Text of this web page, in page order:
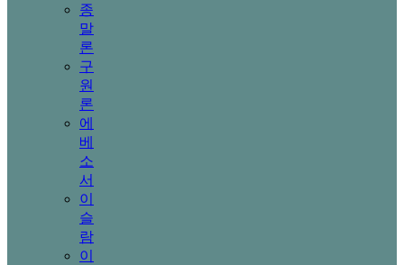
종
말
론
구
원
론
에
베
소
서
이
슬
람
이